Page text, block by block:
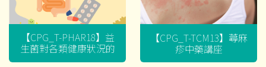
【CPG_T-PHAR18】益
生菌對各類健康狀況的
迷思
【CPG_T-TCM13】蕁麻
疹中藥講座